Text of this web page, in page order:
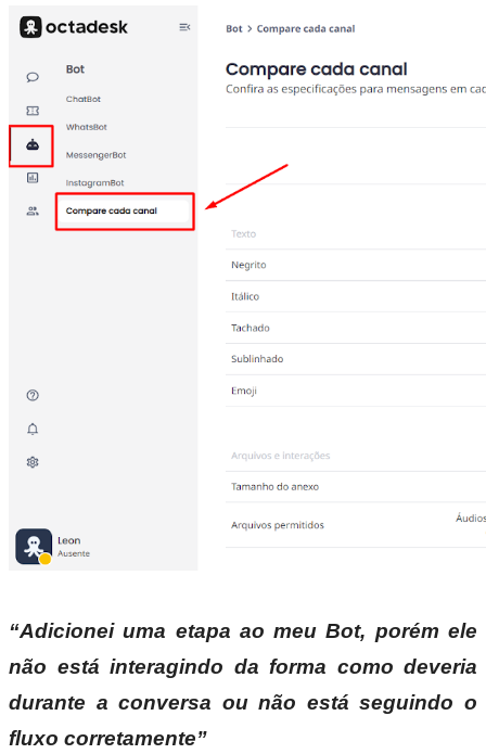
“Adicionei uma etapa ao meu Bot, porém ele
não está interagindo da forma como deveria
durante a conversa ou não está seguindo o
fluxo corretamente”